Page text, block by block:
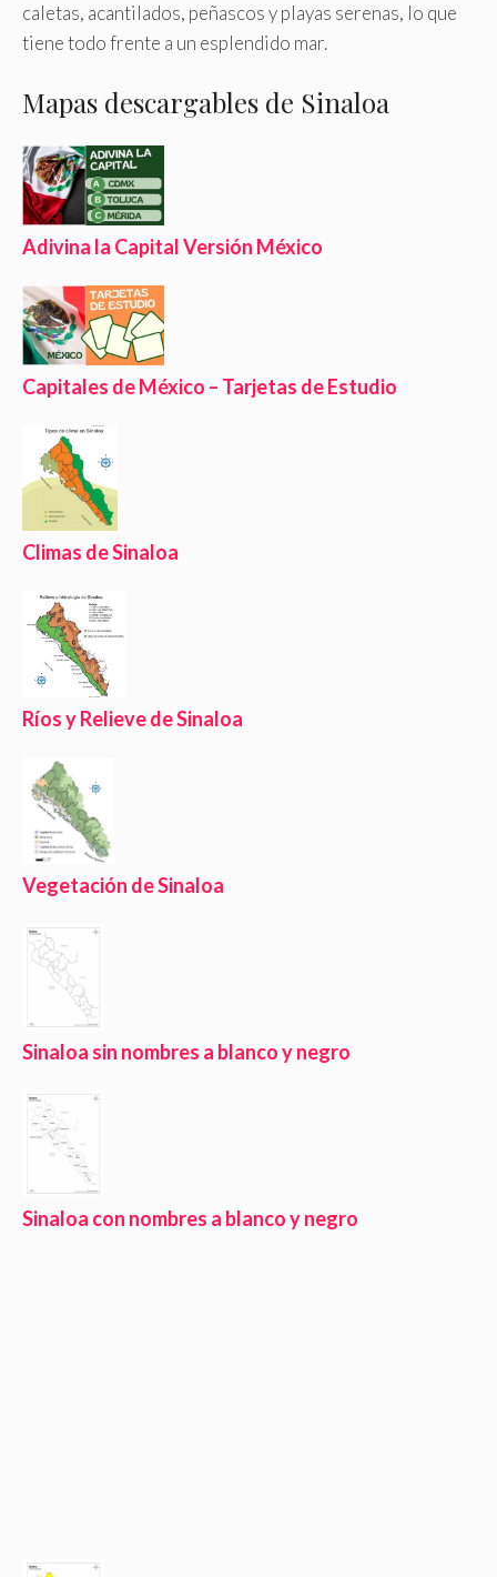
caletas, acantilados, peñascos y playas serenas, lo que
tiene todo frente a un esplendido mar.
Mapas descargables de Sinaloa
Adivina la Capital Versión México
Capitales de México – Tarjetas de Estudio
Climas de Sinaloa
Ríos y Relieve de Sinaloa
Vegetación de Sinaloa
Sinaloa sin nombres a blanco y negro
Sinaloa con nombres a blanco y negro